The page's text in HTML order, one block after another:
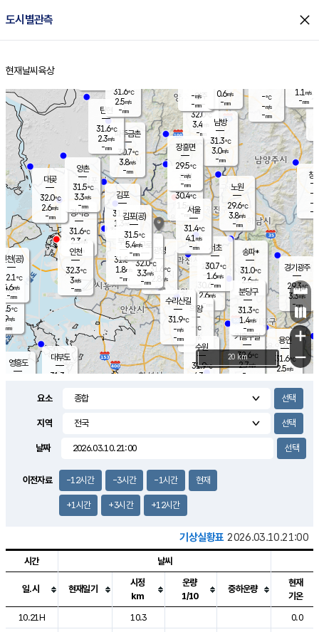
도시별관측 close
홈
현재날씨 육상
의도
℃
m/s
mm
영흥도
양주
32.0℃
3.4
-mm
과천
30.6℃
2.6m/s
- mm
용인
31.6℃
2.5m/s
경기광주
29.3℃
3.3m/s
-mm
3.3m/s
대부도
31.3
경서동
31.6℃
2.3 m/s
-mm
파주금촌
30.7℃
3.8m/s
-mm
-℃
-m/s
-mm
대곶
32.0℃
2.6m/s
-mm
창
-
-m/
-
탄현
31.6℃
2.3m/s
-mm
1.1 m/s
-mm
의왕
- ℃
m/s
mm
김포
31.7℃
1.3 m/s
mm
광명
31.6 ℃
2.8 m/s
-mm
부천
31.8℃
1.8m/s
-mm
양촌
31.5℃
3.3m/s
-mm
구로
32.0℃
3.3m/s
-mm
은평
30.4℃
1.5 m/s
- mm
노원
29.6℃
3.8m/s
-mm
송파*
31.0℃
2.6m/s
-mm
서초
30.7℃
1.6m/s
-mm
남방
31.3℃
3.0m/s
-mm
기흥구갈
32.6℃
2.7m/s
-
수리산길
31.9℃
-m/s
-mm
분당구
31.3℃
1.4m/s
-mm
장흥면
29.5℃
-m/s
-mm
-m/s
-mm
인천(공)
32.1℃
4.6m/s
-mm
김포(공)
31.5℃
5.4m/s
-mm
수원
31.9℃
4.3 m/s
인천
32.3℃
3m/s
-mm
서울
31.4℃
4.1 m/s
-mm
31.6℃
2.5m/s
-mm
0.6m/s
-mm
+
−
20 km
요소
지역
날짜
이전자료 -12시간 -3시간 -1시간 현재
+1시간 +3시간 +12시간
기상실황표 2026.03.10.21:00
도시별 기상실황표로 지점, 날씨, 기온, 강수, 바람, 기압등을 안내한 표입
시간 날씨
일.시 현재일기
시정
km
운량
1/10
중하운량
현재
기온
10.21H
10.3
0.0